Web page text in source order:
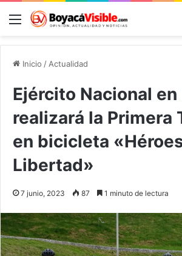
Menú
Inicio / Actualidad
Ejército Nacional en
realizará la Primera
en bicicleta
Libertad»
7 junio, 2023 87 1 minuto de lectura